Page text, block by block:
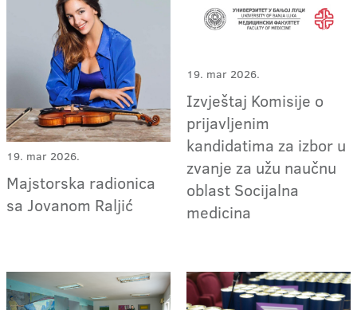
19. mar 2026.
Majstorska radionica
sa Jovanom Raljić
19. mar 2026.
Izvještaj Komisije o
prijavljenim
kandidatima za izbor u
zvanje za užu naučnu
oblast Socijalna
medicina